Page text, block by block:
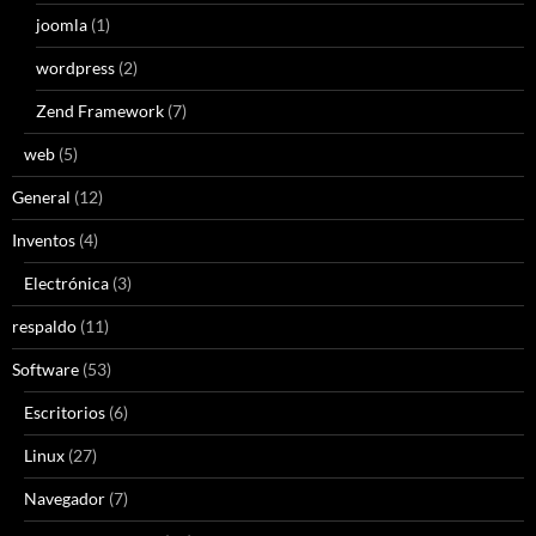
joomla (1)
wordpress (2)
Zend Framework (7)
web (5)
General (12)
Inventos (4)
Electrónica (3)
respaldo (11)
Software (53)
Escritorios (6)
Linux (27)
Navegador (7)